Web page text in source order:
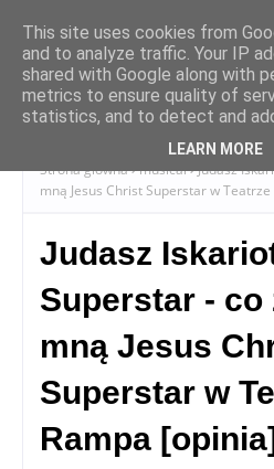
Strona główna musical Judasz
mną Jesus Christ Superstar w
Judasz
Superstar - co
mną Jesus
Superstar w
Rampa
This site uses cookies from
and to analyze traffic. Your IP
shared with Google along with
metrics to ensure quality of
statistics, and to detect and
LEARN MORE